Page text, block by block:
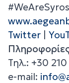
#WeAreSyros
Twitter
Τηλ.: +30
e-mail: